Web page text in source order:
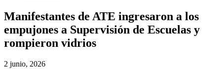
Manifestantes de ATE ingresaron a los
empujones a Supervisión de Escuelas y
rompieron vidrios
2 junio, 2026